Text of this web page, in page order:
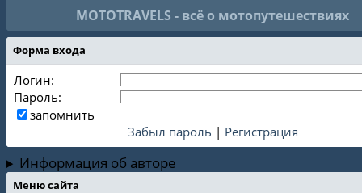
MOTOTRAVELS - всё о мотопутешествиях
Форма входа
Логин:
Пароль:
запомнить
Забыл пароль | Регистрация
Информация об авторе
Меню сайта